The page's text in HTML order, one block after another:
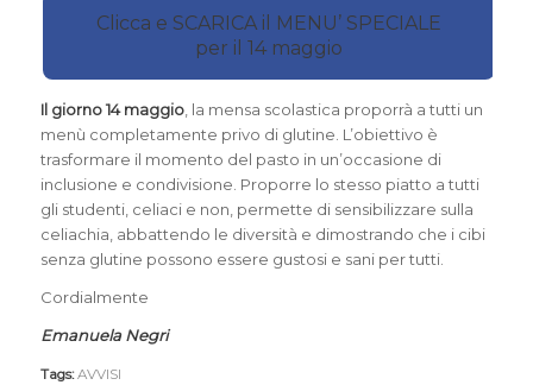
Clicca e SCARICA il MENU’ SPECIALE
per il 14 maggio
Il giorno 14 maggio, la mensa scolastica proporrà a tutti un
menù completamente privo di glutine. L’obiettivo è
trasformare il momento del pasto in un’occasione di
inclusione e condivisione. Proporre lo stesso piatto a tutti
gli studenti, celiaci e non, permette di sensibilizzare sulla
celiachia, abbattendo le diversità e dimostrando che i cibi
senza glutine possono essere gustosi e sani per tutti.
Cordialmente
Emanuela Negri
Tags: AVVISI